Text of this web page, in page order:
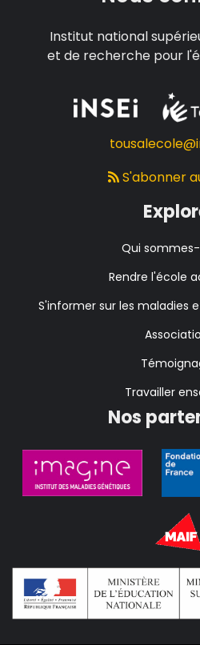
Institut national
et de recherche pour
S'abonner
Qui
Rendre l'école
S'informer sur les maladies
Travailler
Nos